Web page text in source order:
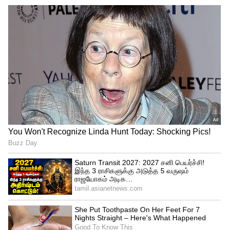
3
இருப்பினும் அரசு தரப்பில் இருந்து
அதிகாரப்பூர்வ எந்த தேதியும் இதுவரை
வெளியிடப்படவில்லை. இந்நிலையில்
பள்ளிகள் திறப்பது தொடர்பாக
கல்வித்துறை அதிகாரிகளின் ஆலோசனை
கூட்டம் வருகிற 27-ம் தேதி நடைபெற
இருப்பதாக கூறப்படுகிறது. அப்போது
பள்ளிகள் திறப்பமு தொடர்பான